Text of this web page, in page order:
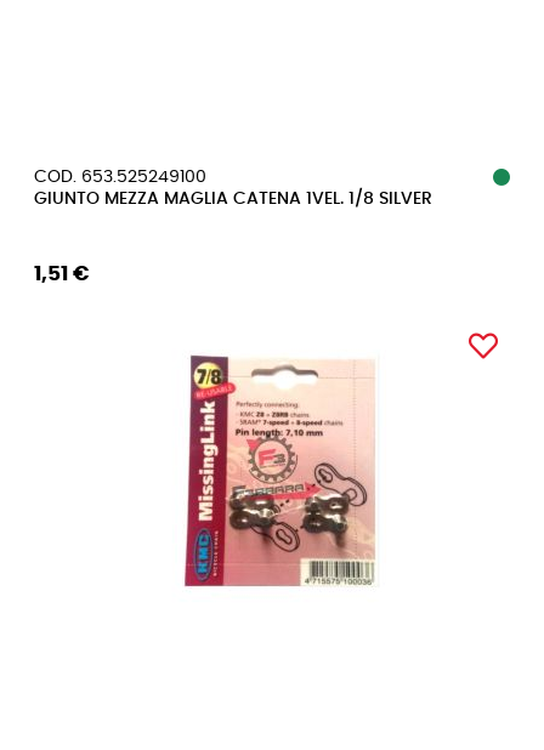
COD. 653.525249100
GIUNTO MEZZA MAGLIA CATENA 1VEL. 1/8 SILVER
1,51 €